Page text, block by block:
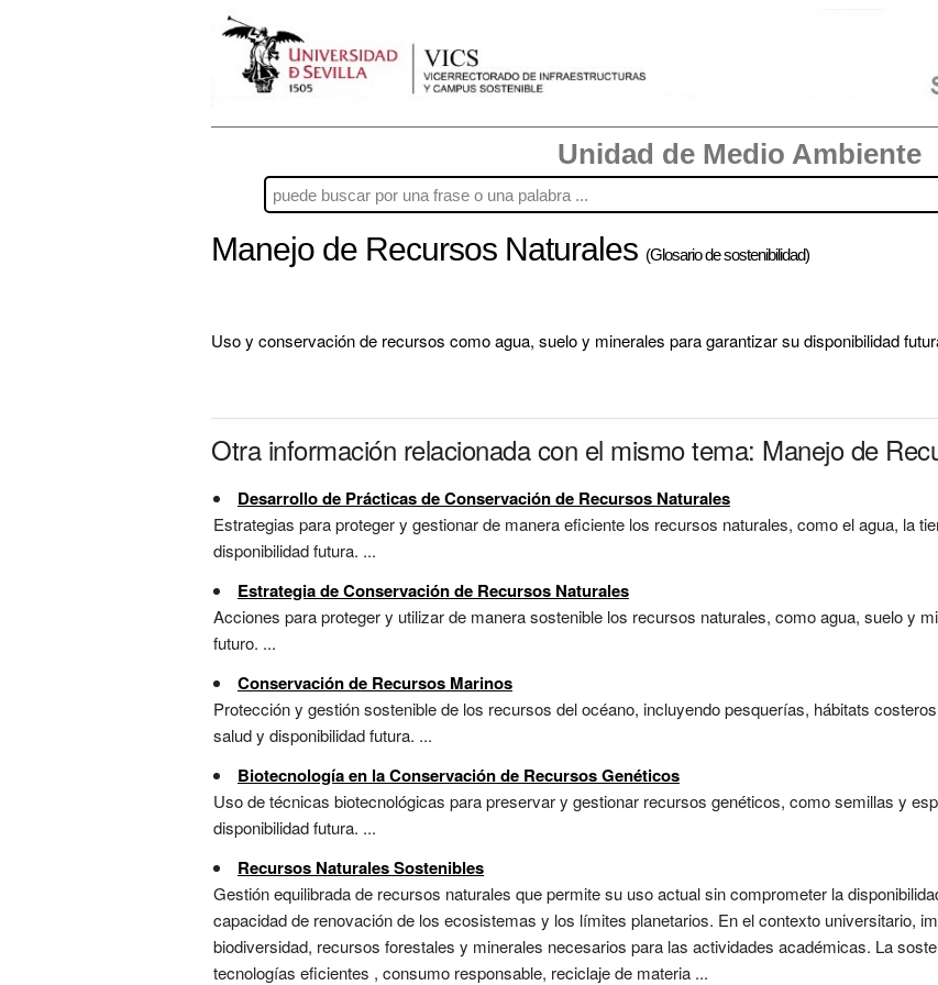
Unidad de Medio Ambiente
Manejo de Recursos Naturales (Glosario de sostenibilidad)
Uso y conservación de recursos como agua, suelo y minerales para garantizar su disponibilidad
Otra información relacionada con el mismo tema: Manejo de
Desarrollo de Prácticas de Conservación de Recursos Naturales
Estrategias para proteger y gestionar de manera eficiente los recursos naturales, como el agua, la
disponibilidad futura. ...
Estrategia de Conservación de Recursos Naturales
Acciones para proteger y utilizar de manera sostenible los recursos naturales, como agua, suelo y
futuro. ...
Conservación de Recursos Marinos
Protección y gestión sostenible de los recursos del océano, incluyendo pesquerías, hábitats
salud y disponibilidad futura. ...
Biotecnología en la Conservación de Recursos Genéticos
Uso de técnicas biotecnológicas para preservar y gestionar recursos genéticos, como semillas y
disponibilidad futura. ...
Recursos Naturales Sostenibles
Gestión equilibrada de recursos naturales que permite su uso actual sin comprometer la
capacidad de renovación de los ecosistemas y los límites planetarios. En el contexto universitario,
biodiversidad, recursos forestales y minerales necesarios para las actividades académicas. La
tecnologías eficientes , consumo responsable, reciclaje de materia ...